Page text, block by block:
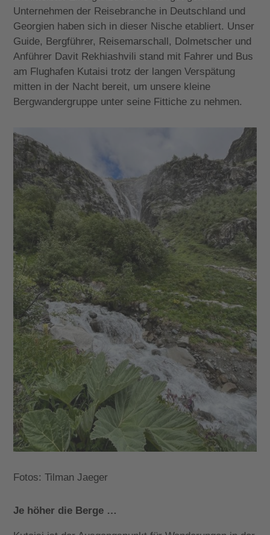
Unternehmen der Reisebranche in Deutschland und
Georgien haben sich in dieser Nische etabliert. Unser
Guide, Bergführer, Reisemarschall, Dolmetscher und
Anführer Davit Rekhiashvili stand mit Fahrer und Bus
am Flughafen Kutaisi trotz der langen Verspätung
mitten in der Nacht bereit, um unsere kleine
Bergwandergruppe unter seine Fittiche zu nehmen.
Fotos: Tilman Jaeger
Je höher die Berge …